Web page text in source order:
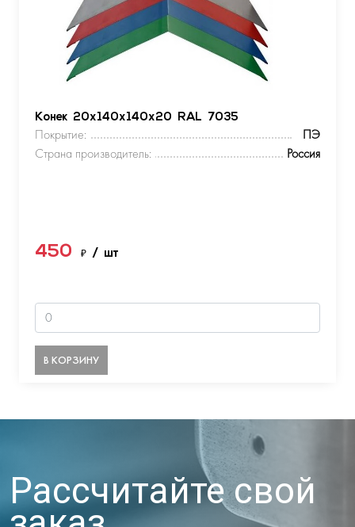
Конек 20х140х140х20 RAL 7035
Покрытие:
ПЭ
Страна производитель:
Россия
450 ₽ / шт
В КОРЗИНУ
Рассчитайте свой